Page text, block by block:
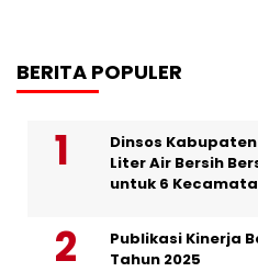
BERITA POPULER
Dinsos
Liter Air Bersih
untuk 6
Publikasi Kinerja
Tahun 2025